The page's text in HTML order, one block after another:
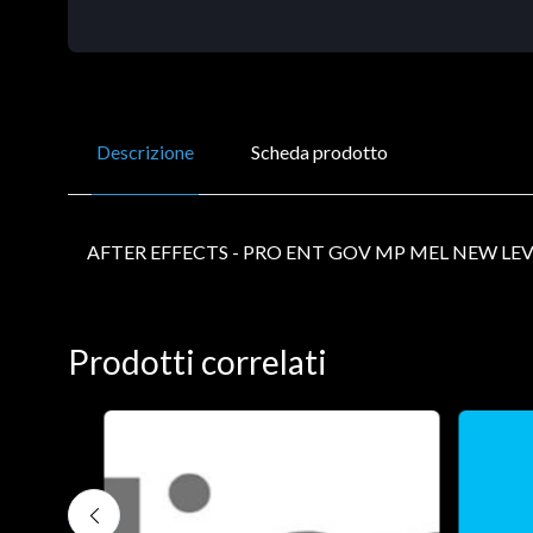
Descrizione Scheda prodotto
AFTER EFFECTS - PRO ENT GOV MP MEL NEW
Prodotti correlati